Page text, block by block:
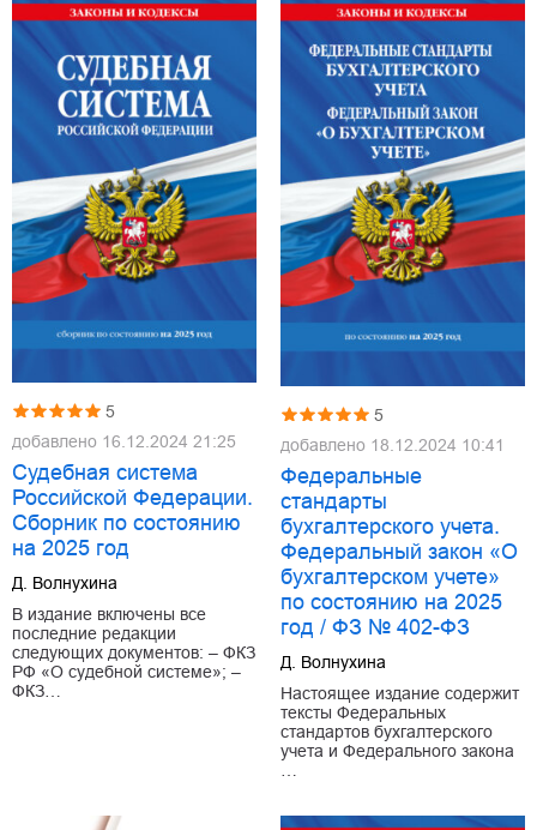
5
добавлено 16.12.2024 21:25
Судебная система
Российской Федерации.
Сборник по состоянию
на 2025 год
Д. Волнухина
В издание включены все
последние редакции
следующих документов: – ФКЗ
РФ «О судебной системе»; –
ФКЗ…
5
добавлено 18.12.2024 10:41
Федеральные
стандарты
бухгалтерского учета.
Федеральный закон «О
бухгалтерском учете»
по состоянию на 2025
год / ФЗ № 402-ФЗ
Д. Волнухина
Настоящее издание содержит
тексты Федеральных
стандартов бухгалтерского
учета и Федерального закона